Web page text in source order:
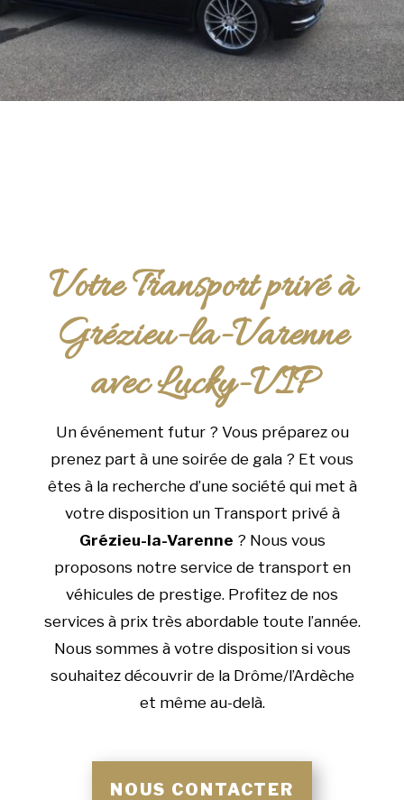
Votre Transport privé à
Grézieu-la-Varenne
avec Lucky-VIP
Un événement futur ? Vous préparez ou
prenez part à une soirée de gala ? Et vous
êtes à la recherche d’une société qui met à
votre disposition un Transport privé à
Grézieu-la-Varenne ? Nous vous
proposons notre service de transport en
véhicules de prestige. Profitez de nos
services à prix très abordable toute l’année.
Nous sommes à votre disposition si vous
souhaitez découvrir de la Drôme/l’Ardèche
et même au-delà.
NOUS CONTACTER